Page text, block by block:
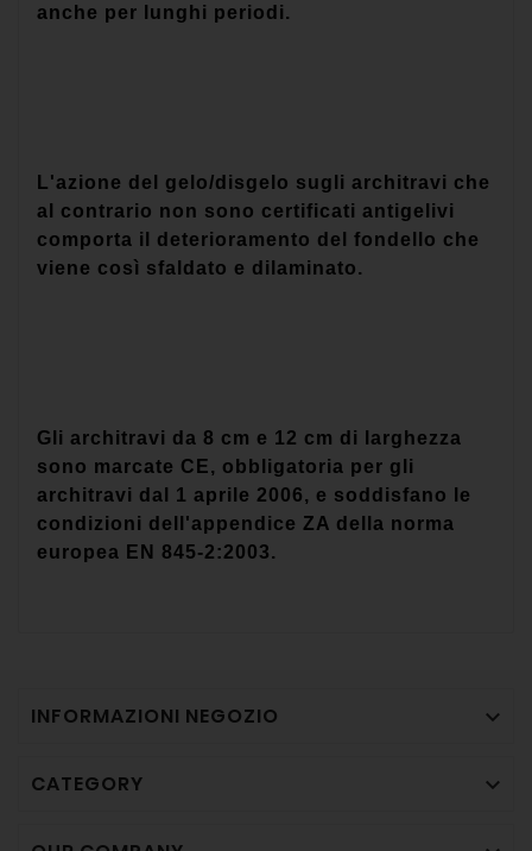
anche per lunghi periodi.
L'azione del gelo/disgelo sugli architravi che
al contrario non sono certificati antigelivi
comporta il deterioramento del fondello che
viene così sfaldato e dilaminato.
Gli architravi da 8 cm e 12 cm di larghezza
sono marcate CE, obbligatoria per gli
architravi dal 1 aprile 2006, e soddisfano le
condizioni dell'appendice ZA della norma
europea EN 845-2:2003.
INFORMAZIONI NEGOZIO 
CATEGORY 